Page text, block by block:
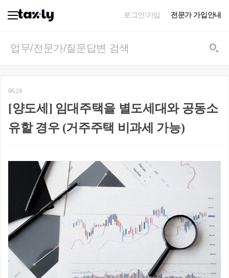
로그인/가입 전문가 가입안내
06-24
[양도세] 임대주택을 별도세대와 공동소
유할 경우 (거주주택 비과세 가능)